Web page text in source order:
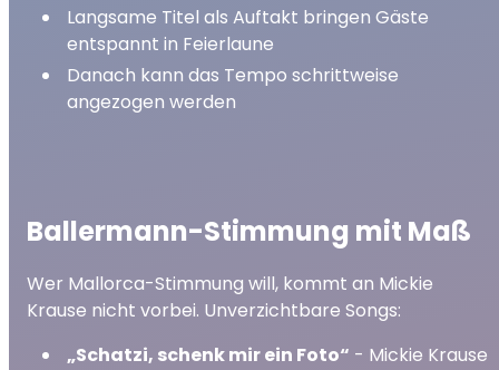
Langsame Titel als Auftakt bringen Gäste
entspannt in Feierlaune
Danach kann das Tempo schrittweise
angezogen werden
Ballermann-Stimmung mit Maß
Wer Mallorca-Stimmung will, kommt an Mickie
Krause nicht vorbei. Unverzichtbare Songs:
„Schatzi, schenk mir ein Foto“ - Mickie Krause